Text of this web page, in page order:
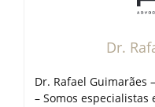
Dr.
Dr. Rafael Guimarães
– Somos especialistas